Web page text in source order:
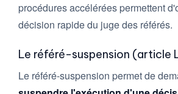
procédures accélérées permettent
décision rapide du juge des référés.
Le référé-suspension (article
Le référé-suspension permet de